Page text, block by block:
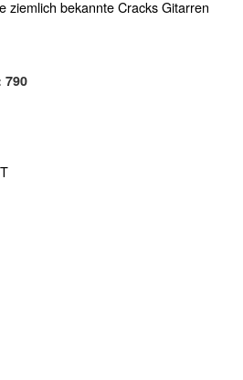
ziemlich bekannte Cracks Gitarren
790